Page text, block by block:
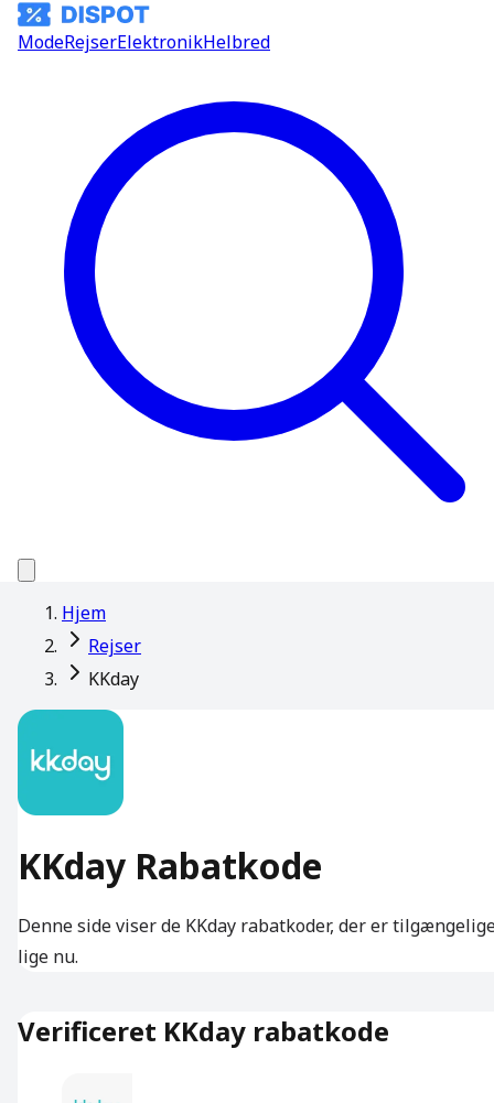
ModeRejserElektronikHelbred
Hjem
Rejser
KKday
KKday Rabatkode
Denne side viser de KKday rabatkoder, der er
lige nu.
Verificeret KKday rabatkode